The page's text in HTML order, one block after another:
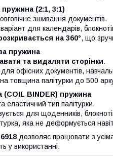
(2:1, 3:1)
зшивання документів.
для календарів,
на 360°, що
пружина
та видаляти сторінки.
офісних документів,
товщина палітурки до 500
(COIL BINDER) пружина
еластичний тип палітурки.
для щоденників,
яка не деформується
дозволяє працювати з
у використанні.